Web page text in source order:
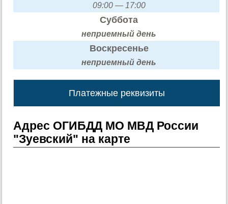
09:00 — 17:00
Суббота
неприемный день
Воскресенье
неприемный день
Платежные реквизиты
Адрес ОГИБДД МО МВД России
"Зуевский" на карте